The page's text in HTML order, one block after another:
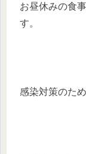
お昼休みの食
す。
感染対策のため